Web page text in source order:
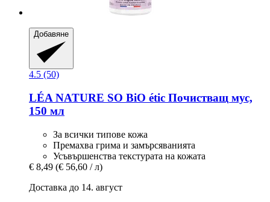
Добавяне
4.5 (50)
LÉA NATURE SO BiO étic Почистващ мус,
150 мл
За всички типове кожа
Премахва грима и замърсяванията
Усъвършенства текстурата на кожата
€ 8,49 (€ 56,60 / л)
Доставка до 14. август